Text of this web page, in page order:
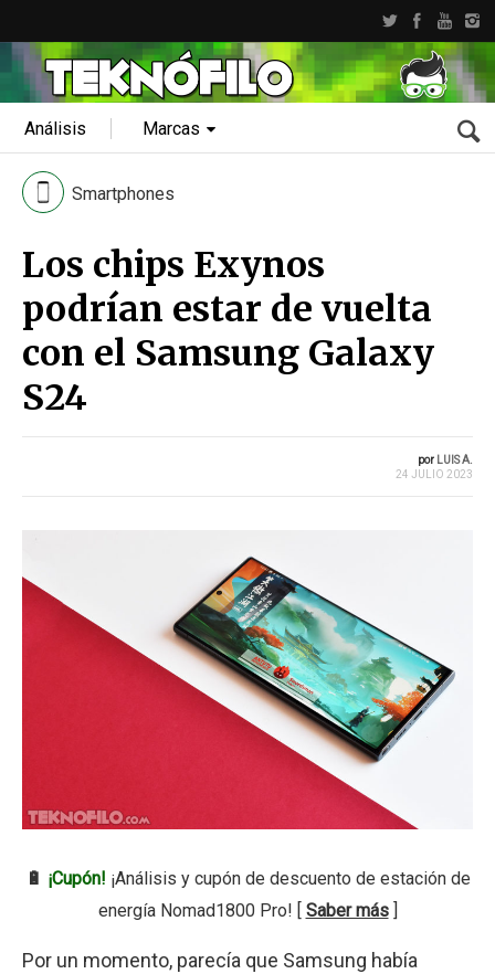
Análisis Marcas
Smartphones
Los chips Exynos
podrían estar de vuelta
con el Samsung Galaxy
S24
por LUIS A.
24 JULIO 2023
🔋 ¡Cupón! ¡Análisis y cupón de descuento de estación de
energía Nomad1800 Pro! [ Saber más]
Por un momento, parecía que Samsung había